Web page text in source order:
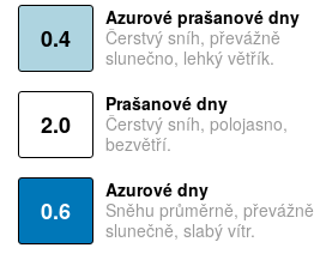
0.4
Azurové prašanové dny
Čerstvý sníh, převážně
slunečno, lehký větřík.
2.0
Prašanové dny
Čerstvý sníh, polojasno,
bezvětří.
0.6
Azurové dny
Sněhu průměrně, převážně
slunečně, slabý vítr.